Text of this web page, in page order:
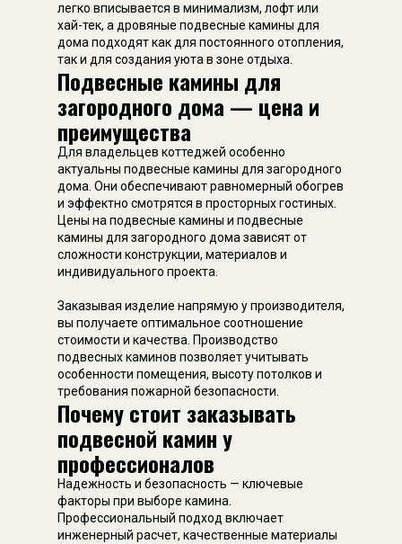
легко вписывается в минимализм, лофт или
хай-тек, а дровяные подвесные камины для
дома подходят как для постоянного отопления,
так и для создания уюта в зоне отдыха.
Подвесные камины для
загородного дома — цена и
преимущества
Для владельцев коттеджей особенно
актуальны подвесные камины для загородного
дома. Они обеспечивают равномерный обогрев
и эффектно смотрятся в просторных гостиных.
Цены на подвесные камины и подвесные
камины для загородного дома зависят от
сложности конструкции, материалов и
индивидуального проекта.
Заказывая изделие напрямую у производителя,
вы получаете оптимальное соотношение
стоимости и качества. Производство
подвесных каминов позволяет учитывать
особенности помещения, высоту потолков и
требования пожарной безопасности.
Почему стоит заказывать
подвесной камин у
профессионалов
Надежность и безопасность — ключевые
факторы при выборе камина.
Профессиональный подход включает
инженерный расчет, качественные материалы